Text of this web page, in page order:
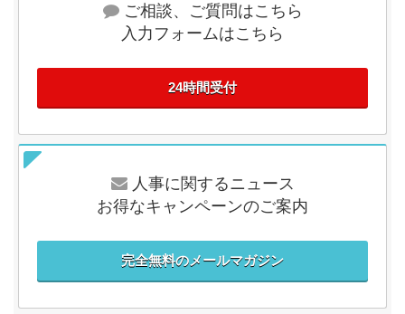
ご相談、ご質問はこちら
入力フォームはこちら
24時間受付
人事に関するニュース
お得なキャンペーンのご案内
完全無料のメールマガジン